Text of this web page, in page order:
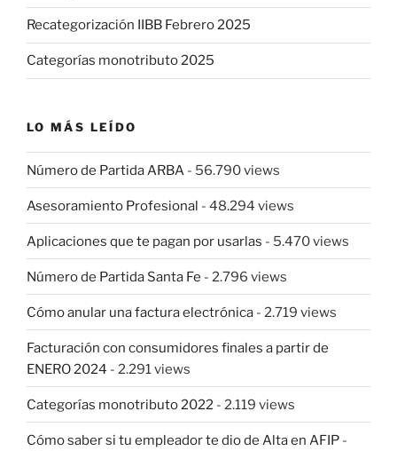
Recategorización IIBB Febrero 2025
Categorías monotributo 2025
LO MÁS LEÍDO
Número de Partida ARBA - 56.790 views
Asesoramiento Profesional - 48.294 views
Aplicaciones que te pagan por usarlas - 5.470 views
Número de Partida Santa Fe - 2.796 views
Cómo anular una factura electrónica - 2.719 views
Facturación con consumidores finales a partir de
ENERO 2024 - 2.291 views
Categorías monotributo 2022 - 2.119 views
Cómo saber si tu empleador te dio de Alta en AFIP -